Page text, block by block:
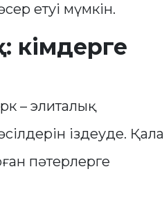
етуі мүмкін.
кімдерге
– элиталық
іздеуде. Қала
пәтерлерге